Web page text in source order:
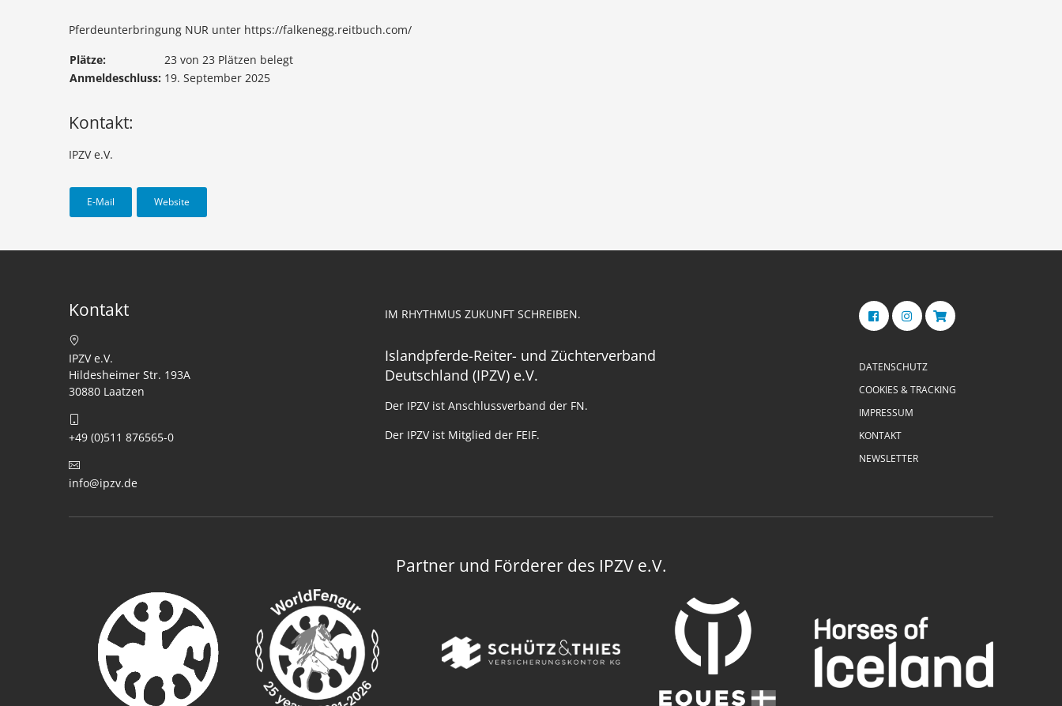
Pferdeunterbringung NUR unter https://falkenegg.reitbuch.com/
Plätze:
23 von 23 Plätzen belegt
Anmeldeschluss: 19. September 2025
Kontakt:
IPZV e.V.
E-Mail Website
Kontakt
IPZV e.V.
Hildesheimer Str. 193A
30880 Laatzen
+49 (0)511 876565-0
info@ipzv.de
IM RHYTHMUS ZUKUNFT SCHREIBEN.
Islandpferde-Reiter- und Züchterverband
Deutschland (IPZV) e.V.
Der IPZV ist Anschlussverband der FN.
Der IPZV ist Mitglied der FEIF.
DATENSCHUTZ
COOKIES & TRACKING
IMPRESSUM
KONTAKT
NEWSLETTER
Partner und Förderer des IPZV e.V.